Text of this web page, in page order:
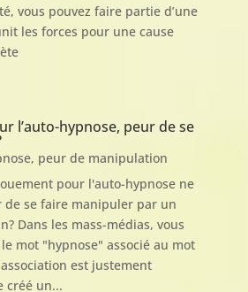
vous pouvez faire partie d’une
les forces pour une cause
l’auto-hypnose, peur de se
, peur de manipulation
pour l'auto-hypnose ne
de se faire manipuler par un
Dans les mass-médias, vous
mot "hypnose" associé au mot
est justement
créé un...